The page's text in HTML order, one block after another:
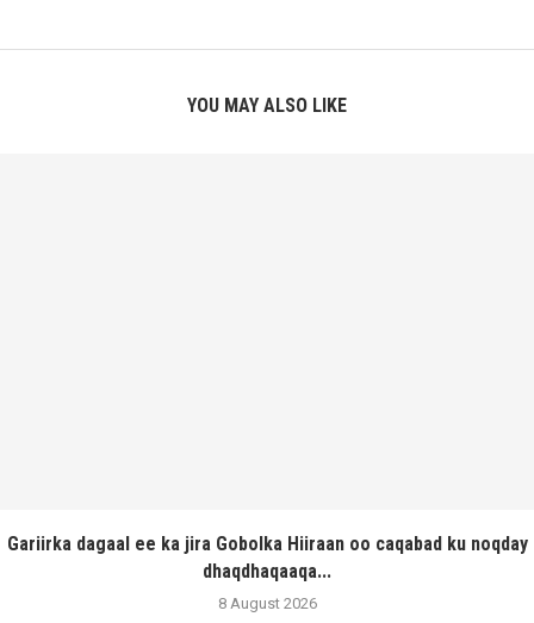
YOU MAY ALSO LIKE
Gariirka dagaal ee ka jira Gobolka Hiiraan oo caqabad ku noqday
dhaqdhaqaaqa...
8 August 2026